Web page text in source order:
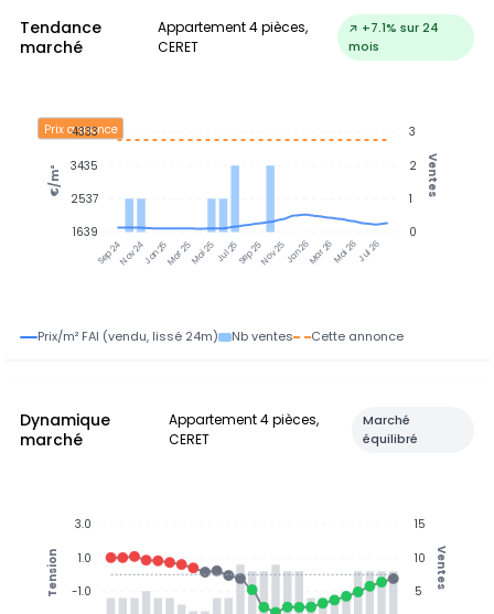
Tendance
marché
Appartement 4 pièces,
CERET
↗ +7.1% sur 24
mois
Sep 24Nov 24Jan 25Mar 25Mai 25Jul 25Sep 25Nov 25Jan 26Mar 26Mai 26Jul 26
Prix annonce 3
2
1
0
Ventes
4333
3435
2537
1639
€/m²
Prix/m² FAI (vendu, lissé 24m) Nb ventes Cette annonce
Dynamique
marché
Appartement 4 pièces,
CERET
Marché
équilibré
15
10
5
Ventes
3.0
1.0
-1.0
Tension